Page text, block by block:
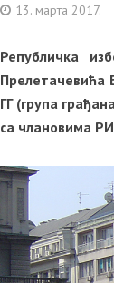
13. марта 2017.
Републичка
Прелетачевића
ГГ (група
са члановима